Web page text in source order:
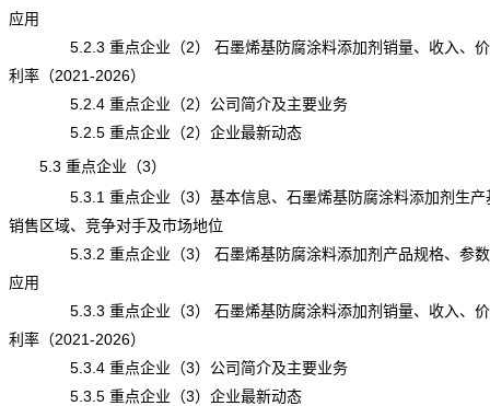
应用
5.2.3 重点企业（2） 石墨烯基防腐涂料添加剂销量、收入、价
利率（2021-2026）
5.2.4 重点企业（2）公司简介及主要业务
5.2.5 重点企业（2）企业最新动态
5.3 重点企业（3）
5.3.1 重点企业（3）基本信息、石墨烯基防腐涂料添加剂生产
销售区域、竞争对手及市场地位
5.3.2 重点企业（3） 石墨烯基防腐涂料添加剂产品规格、参数
应用
5.3.3 重点企业（3） 石墨烯基防腐涂料添加剂销量、收入、价
利率（2021-2026）
5.3.4 重点企业（3）公司简介及主要业务
5.3.5 重点企业（3）企业最新动态